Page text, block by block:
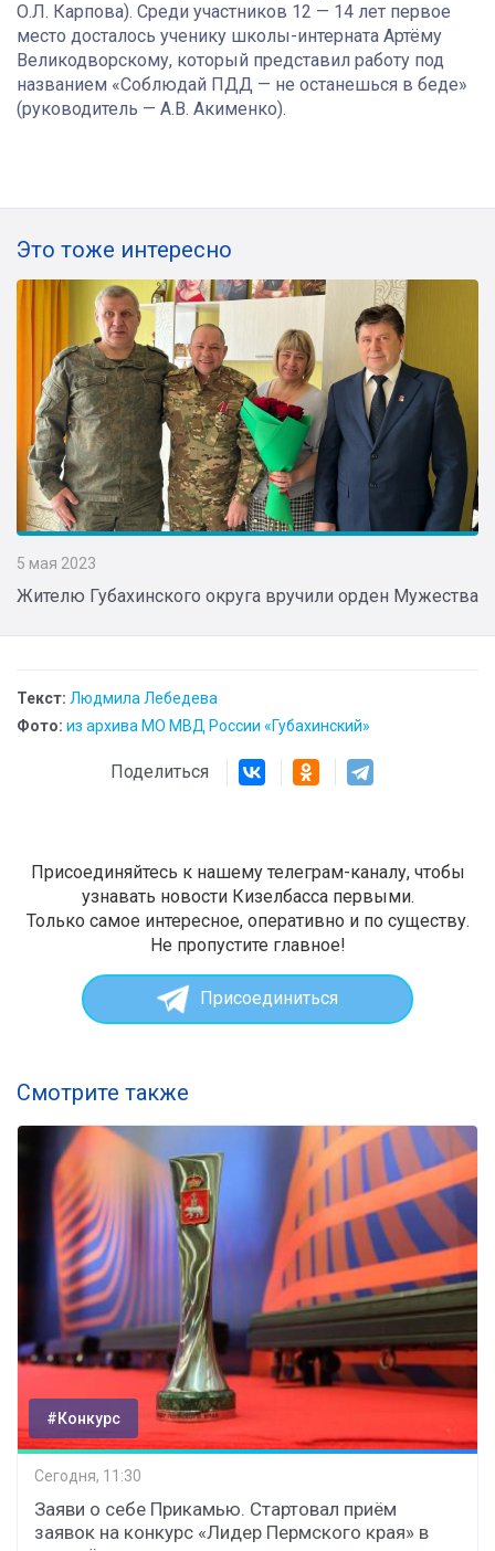
О.Л. Карпова). Среди участников 12 — 14 лет первое
место досталось ученику школы-интерната Артёму
Великодворскому, который представил работу под
названием «Соблюдай ПДД — не останешься в беде»
(руководитель — А.В. Акименко).
Это тоже интересно
5 мая 2023
Жителю Губахинского округа вручили орден Мужества
Текст: Людмила Лебедева
Фото: из архива МО МВД России «Губахинский»
Поделиться
Присоединяйтесь к нашему телеграм-каналу, чтобы
узнавать новости Кизелбасса первыми.
Только самое интересное, оперативно и по существу.
Не пропустите главное!
Присоединиться
Смотрите также
#Конкурс
Сегодня, 11:30
Заяви о себе Прикамью. Стартовал приём
заявок на конкурс «Лидер Пермского края» в